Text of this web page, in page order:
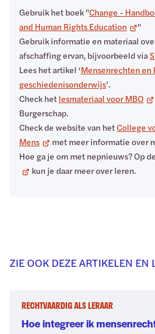
Gebruik het boek "Change -
and Human Rights Education
"
Gebruik informatie en materiaal
afschaffing ervan, bijvoorbeeld via
Lees het artikel ‘Mensenrechten en
geschiedenisonderwijs’.
Check het lesmateriaal voor MBO
Burgerschap.
Check de website van hetCollege
Mens
met meer informatie over
Hoe ga je om met nepnieuws? Op
kun je daar meer over leren.
ZIE OOK DEZE ARTIKELEN EN
Hoe integreer ik
RECHTVAARDIG ALS LERAAR